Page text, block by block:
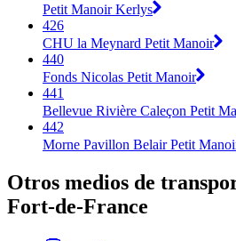
Petit Manoir Kerlys
426
CHU la Meynard Petit Manoir
440
Fonds Nicolas Petit Manoir
441
Bellevue Rivière Caleçon Petit
442
Morne Pavillon Belair Petit
Otros medios de
Fort-de-France